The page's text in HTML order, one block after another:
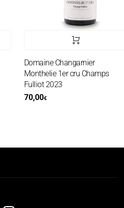
Domaine Changarnier
Monthelie 1er cru Champs
Fulliot 2023
70,00€